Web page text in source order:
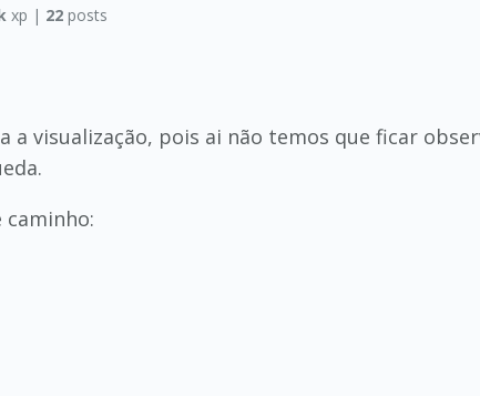
xp | 22posts
visualização, pois ai não temos que ficar
caminho: